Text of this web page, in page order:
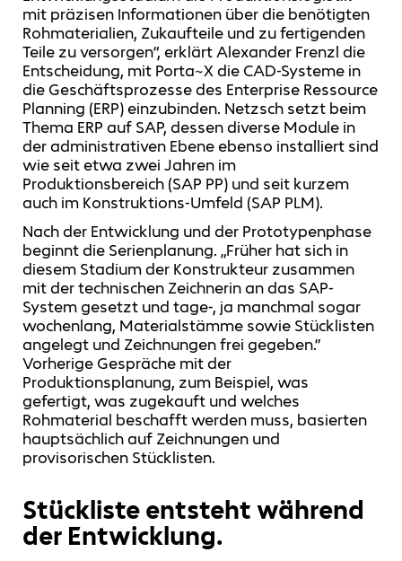
mit präzisen Informationen über die benötigten
Rohmaterialien, Zukaufteile und zu fertigenden
Teile zu versorgen“, erklärt Alexander Frenzl die
Entscheidung, mit Porta~X die CAD-Systeme in
die Geschäftsprozesse des Enterprise Ressource
Planning (ERP) einzubinden. Netzsch setzt beim
Thema ERP auf SAP, dessen diverse Module in
der administrativen Ebene ebenso installiert sind
wie seit etwa zwei Jahren im
Produktionsbereich (SAP PP) und seit kurzem
auch im Konstruktions-Umfeld (SAP PLM).
Nach der Entwicklung und der Prototypenphase
beginnt die Serienplanung. „Früher hat sich in
diesem Stadium der Konstrukteur zusammen
mit der technischen Zeichnerin an das SAP-
System gesetzt und tage-, ja manchmal sogar
wochenlang, Materialstämme sowie Stücklisten
angelegt und Zeichnungen frei gegeben.”
Vorherige Gespräche mit der
Produktionsplanung, zum Beispiel, was
gefertigt, was zugekauft und welches
Rohmaterial beschafft werden muss, basierten
hauptsächlich auf Zeichnungen und
provisorischen Stücklisten.
Stückliste entsteht während
der Entwicklung.